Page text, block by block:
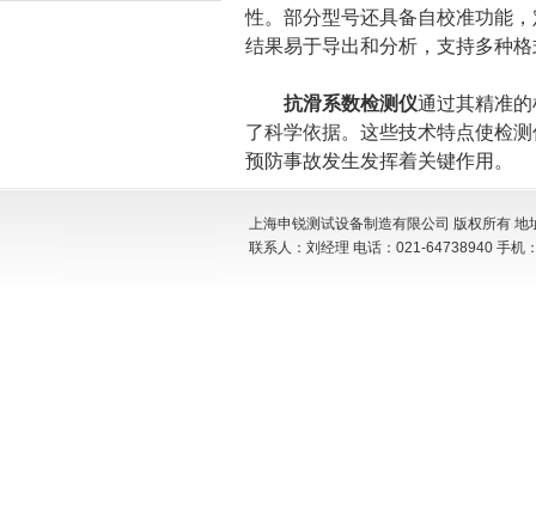
性。部分型号还具备自校准功能
结果易于导出和分析，支持多种
抗滑系数检测仪通过其精准
了科学依据。这些技术特点使检
预防事故发生发挥着关键作用。
上海申锐测试设备制造有限公司 版权所有
联系人：刘经理 电话：021-64738940 手